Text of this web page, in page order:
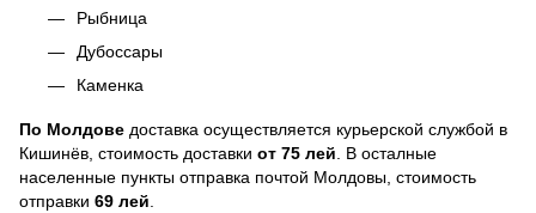
Рыбница
Дубоссары
Каменка
По Молдове доставка осуществляется курьерской службой в
Кишинёв, стоимость доставки от 75 лей . В осталные
населенные пункты отправка почтой Молдовы, стоимость
отправки 69 лей